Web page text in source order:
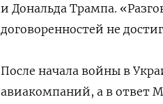
и Дональда Трампа.
договоренностей не
После начала войны в
авиакомпаний, а в ответ